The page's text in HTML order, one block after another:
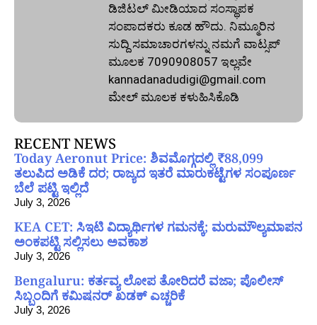
ಡಿಜಿಟಲ್‌ ಮೀಡಿಯಾದ ಸಂಸ್ಥಾಪಕ
ಸಂಪಾದಕರು ಕೂಡ ಹೌದು. ನಿಮ್ಮೂರಿನ
ಸುದ್ದಿ ಸಮಾಚಾರಗಳನ್ನು ನಮಗೆ ವಾಟ್ಸಪ್‌
ಮೂಲಕ 7090908057 ಇಲ್ಲವೇ
kannadanadudigi@gmail.com
ಮೇಲ್‌ ಮೂಲಕ ಕಳುಹಿಸಿಕೊಡಿ
RECENT NEWS
Today Aeronut Price: ಶಿವಮೊಗ್ಗದಲ್ಲಿ ₹88,099
ತಲುಪಿದ ಅಡಿಕೆ ದರ; ರಾಜ್ಯದ ಇತರೆ ಮಾರುಕಟ್ಟೆಗಳ ಸಂಪೂರ್ಣ
ಬೆಲೆ ಪಟ್ಟಿ ಇಲ್ಲಿದೆ
July 3, 2026
KEA CET: ಸಿಇಟಿ ವಿದ್ಯಾರ್ಥಿಗಳ ಗಮನಕ್ಕೆ; ಮರುಮೌಲ್ಯಮಾಪನ
ಅಂಕಪಟ್ಟಿ ಸಲ್ಲಿಸಲು ಅವಕಾಶ
July 3, 2026
Bengaluru: ಕರ್ತವ್ಯ ಲೋಪ ತೋರಿದರೆ ವಜಾ; ಪೊಲೀಸ್
ಸಿಬ್ಬಂದಿಗೆ ಕಮಿಷನರ್ ಖಡಕ್ ಎಚ್ಚರಿಕೆ
July 3, 2026